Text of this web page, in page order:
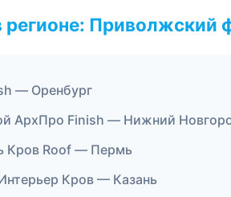
регионе: Приволжский
— Оренбург
АрхПро Finish — Нижний
Кров Roof — Пермь
Кров — Казань